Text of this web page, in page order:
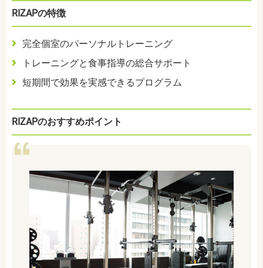
RIZAPの特徴
完全個室のパーソナルトレーニング
トレーニングと食事指導の総合サポート
短期間で効果を実感できるプログラム
RIZAPのおすすめポイント